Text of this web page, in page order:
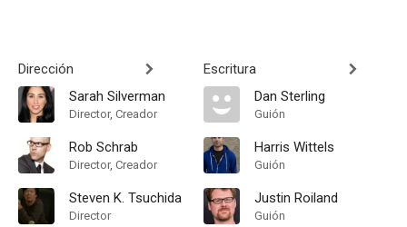
Dirección
Sarah Silverman
Director, Creador
Rob Schrab
Director, Creador
Steven K. Tsuchida
Director
Escritura
Dan Sterling
Guión
Harris Wittels
Guión
Justin Roiland
Guión